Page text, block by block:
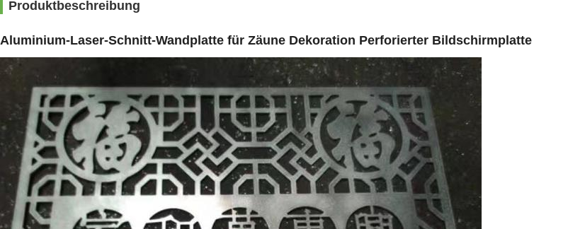
Produktbeschreibung
Aluminium-Laser-Schnitt-Wandplatte für Zäune Dekoration Perforierter Bildschirmplatte